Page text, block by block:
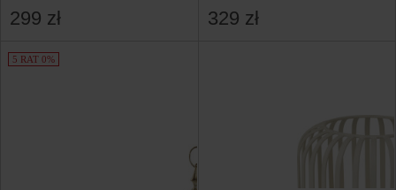
299 zł 329 zł
5 RAT 0%